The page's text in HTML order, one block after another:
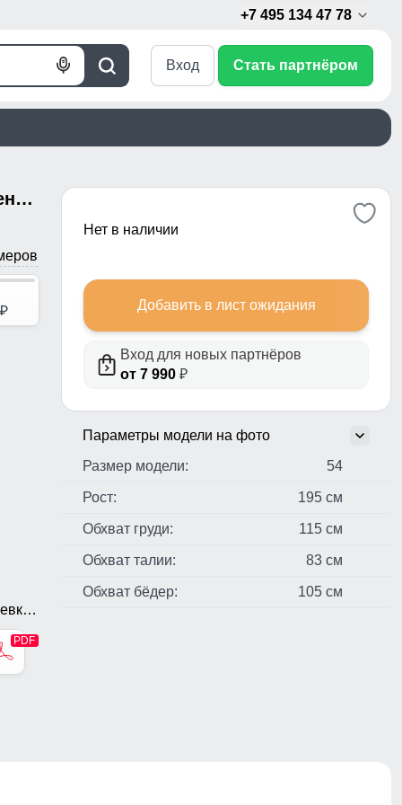
+7 495 134 47 78
Поиск
Голосовой
Вход Стать партнёром
Куртка спортивная мужская весенняя с капюшоном оранжевого цвета 88027O
p
Нет в наличии
Добавить в лист ожидания
Вход для новых партнёров
от 7 990 ₽
Параметры модели на фото
Размер модели:
54
Рост: 195 см
Обхват груди: 115 см
Обхват талии: 83 см
Обхват бёдер: 105 см